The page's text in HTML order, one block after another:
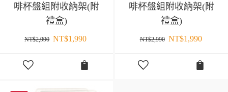
啡杯盤組附收納架(附
禮盒)
NT$2,990 NT$1,990
啡杯盤組附收納架(附
禮盒)
NT$2,990 NT$1,990